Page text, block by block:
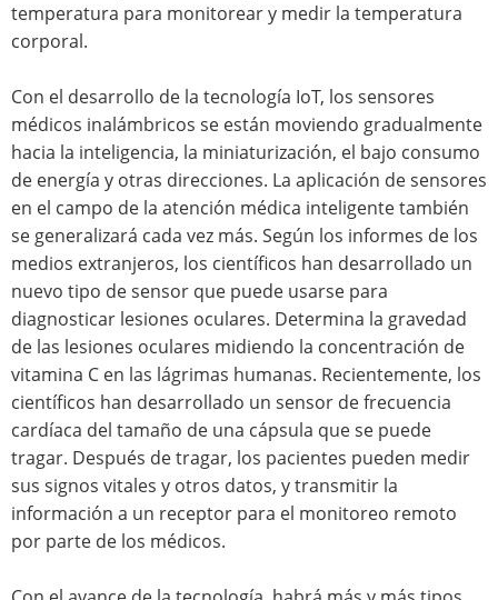
temperatura para monitorear y medir la temperatura
corporal.
Con el desarrollo de la tecnología IoT, los sensores
médicos inalámbricos se están moviendo gradualmente
hacia la inteligencia, la miniaturización, el bajo consumo
de energía y otras direcciones. La aplicación de sensores
en el campo de la atención médica inteligente también
se generalizará cada vez más. Según los informes de los
medios extranjeros, los científicos han desarrollado un
nuevo tipo de sensor que puede usarse para
diagnosticar lesiones oculares. Determina la gravedad
de las lesiones oculares midiendo la concentración de
vitamina C en las lágrimas humanas. Recientemente, los
científicos han desarrollado un sensor de frecuencia
cardíaca del tamaño de una cápsula que se puede
tragar. Después de tragar, los pacientes pueden medir
sus signos vitales y otros datos, y transmitir la
información a un receptor para el monitoreo remoto
por parte de los médicos.